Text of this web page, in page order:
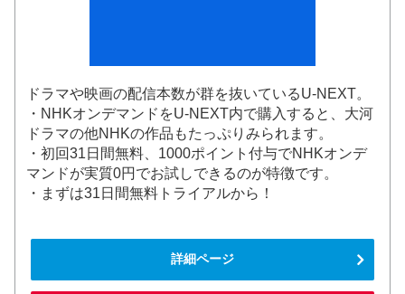
ドラマや映画の配信本数が群を抜いているU-NEXT。
・NHKオンデマンドをU-NEXT内で購入すると、大河
ドラマの他NHKの作品もたっぷりみられます。
・初回31日間無料、1000ポイント付与でNHKオンデ
マンドが実質0円でお試しできるのが特徴です。
・まずは31日間無料トライアルから！
詳細ページ